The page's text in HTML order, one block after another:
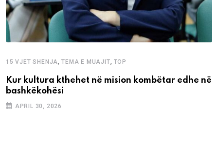
15 VJET SHENJA,TEMA E MUAJIT, TOP
Kur kultura kthehet në mision kombëtar edhe në
bashkëkohësi
APRIL 30, 2026